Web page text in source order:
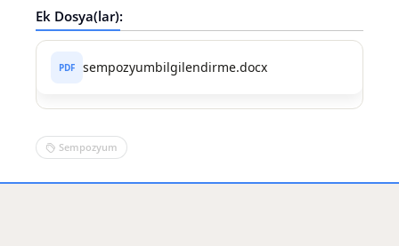
Ek Dosya(lar):
sempozyumbilgilendirme.docx
Sempozyum